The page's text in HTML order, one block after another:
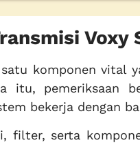
Voxy
komponen vital
itu, pemeriksaan
bekerja dengan
filter, serta